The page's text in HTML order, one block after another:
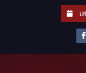
เ